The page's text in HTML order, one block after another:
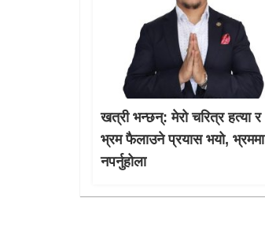
खत्री भन्छन्: मेरो चरित्र हत्या र
भ्रम फैलाउने प्रयास भयो, भ्रममा
नपर्नुहोला